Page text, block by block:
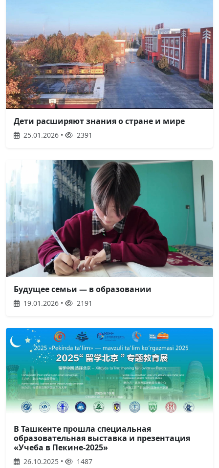
Дети расширяют знания о стране и мире
25.01.2026 • 2391
Будущее семьи — в образовании
19.01.2026 • 2191
В Ташкенте прошла специальная
образовательная выставка и презентация
«Учеба в Пекине-2025»
26.10.2025 • 1487